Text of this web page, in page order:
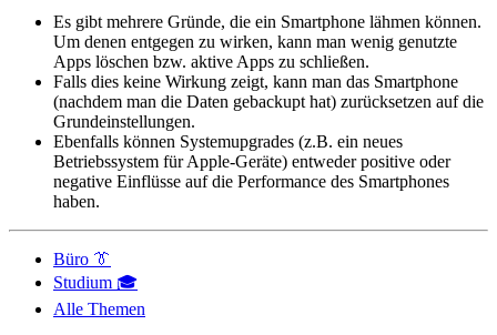
Es gibt mehrere Gründe, die ein Smartphone lähmen können.
Um denen entgegen zu wirken, kann man wenig genutzte
Apps löschen bzw. aktive Apps zu schließen.
Falls dies keine Wirkung zeigt, kann man das Smartphone
(nachdem man die Daten gebackupt hat) zurücksetzen auf die
Grundeinstellungen.
Ebenfalls können Systemupgrades (z.B. ein neues
Betriebssystem für Apple-Geräte) entweder positive oder
negative Einflüsse auf die Performance des Smartphones
haben.
Büro 👔
Studium 🎓
Alle Themen